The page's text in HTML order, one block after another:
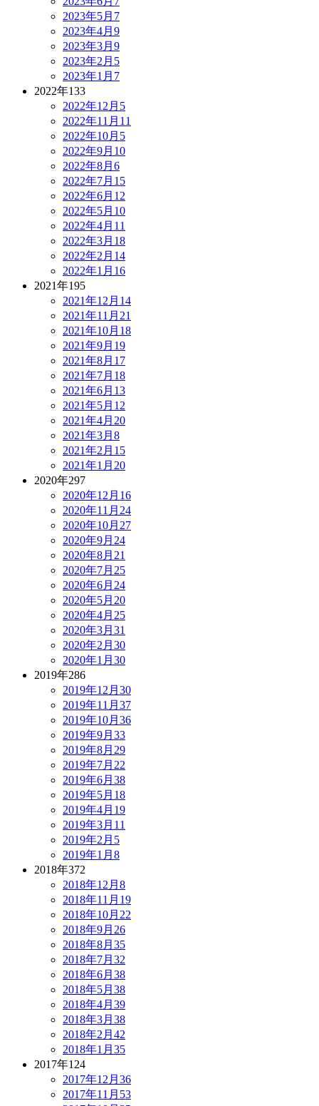
2023年5月 7
2023年4月 9
2023年3月 9
2023年2月 5
2023年1月 7
2022年133
2022年12月 5
2022年11月 11
2022年10月 5
2022年9月 10
2022年8月 6
2022年7月 15
2022年6月 12
2022年5月 10
2022年4月 11
2022年3月 18
2022年2月 14
2022年1月 16
2021年195
2021年12月 14
2021年11月 21
2021年10月 18
2021年9月 19
2021年8月 17
2021年7月 18
2021年6月 13
2021年5月 12
2021年4月 20
2021年3月 8
2021年2月 15
2021年1月 20
2020年297
2020年12月 16
2020年11月 24
2020年10月 27
2020年9月 24
2020年8月 21
2020年7月 25
2020年6月 24
2020年5月 20
2020年4月 25
2020年3月 31
2020年2月 30
2020年1月 30
2019年286
2019年12月 30
2019年11月 37
2019年10月 36
2019年9月 33
2019年8月 29
2019年7月 22
2019年6月 38
2019年5月 18
2019年4月 19
2019年3月 11
2019年2月 5
2019年1月 8
2018年372
2018年12月 8
2018年11月 19
2018年10月 22
2018年9月 26
2018年8月 35
2018年7月 32
2018年6月 38
2018年5月 38
2018年4月 39
2018年3月 38
2018年2月 42
2018年1月 35
2017年124
2017年12月 36
2017年11月 53